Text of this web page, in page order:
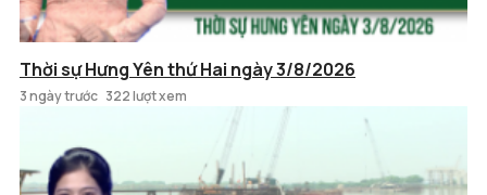
Thời sự Hưng Yên thứ Hai ngày 3/8/2026
3 ngày trước 322 lượt xem